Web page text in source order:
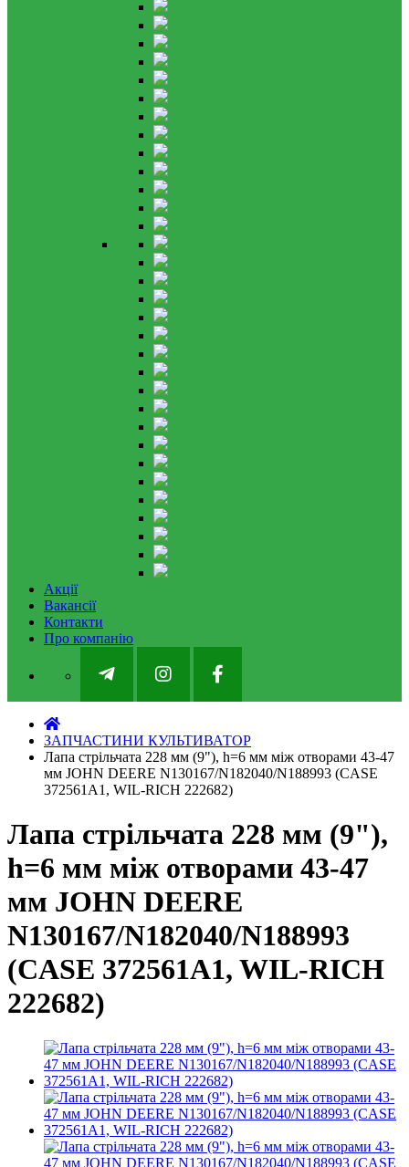
Акції
Вакансії
Контакти
Про компанію
ЗАПЧАСТИНИ КУЛЬТИВАТОР
Лапа стрільчата 228 мм (9"), h=6 мм між отворами 43-47
мм JOHN DEERE N130167/N182040/N188993 (CASE
372561A1, WIL-RICH 222682)
Лапа стрільчата 228 мм (9"),
h=6 мм між отворами 43-47
мм JOHN DEERE
N130167/N182040/N188993
(CASE 372561A1, WIL-RICH
222682)